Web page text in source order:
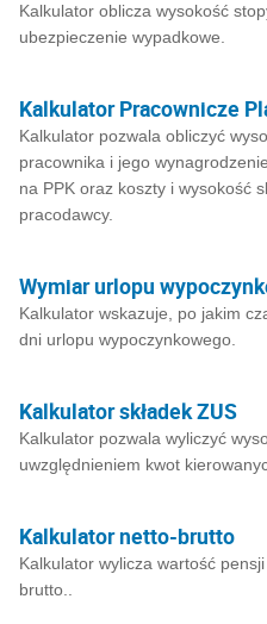
Kalkulator oblicza wysokość
ubezpieczenie wypadkowe.
Kalkulator Pracownicze
Kalkulator pozwala obliczyć
pracownika i jego
na PPK oraz koszty i wysokość
pracodawcy.
Wymiar urlopu
Kalkulator wskazuje, po jakim
dni urlopu wypoczynkowego.
Kalkulator składek ZUS
Kalkulator pozwala wyliczyć
uwzględnieniem kwot
Kalkulator netto-brutto
Kalkulator wylicza wartość
brutto..